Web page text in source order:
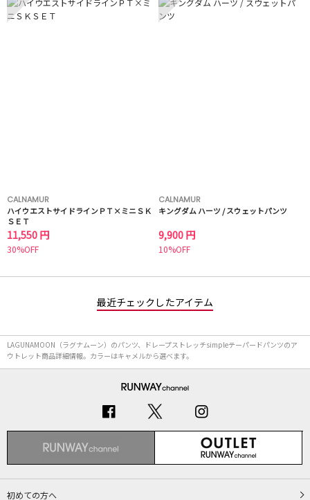
CALNAMUR
ハイウエストサイドラインＰＴ×ミニＳＫ
ＳＥＴ
11,550 円
30%OFF
CALNAMUR
キングダム ハーツ / スウェットパンツ
9,900 円
10%OFF
最近チェックしたアイテム
LAGUNAMOON（ラグナムーン）のパンツ、ドレープストレッチsimpleテーパードパンツのア
ウトレット商品詳細情報。カラーはキャメルから選べます。
初めての方へ